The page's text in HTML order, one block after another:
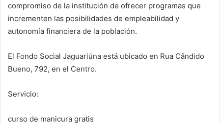
compromiso de la institución de ofrecer programas que
incrementen las posibilidades de empleabilidad y
autonomía financiera de la población.
El Fondo Social Jaguariúna está ubicado en Rua Cândido
Bueno, 792, en el Centro.
Servicio:
curso de manicura gratis